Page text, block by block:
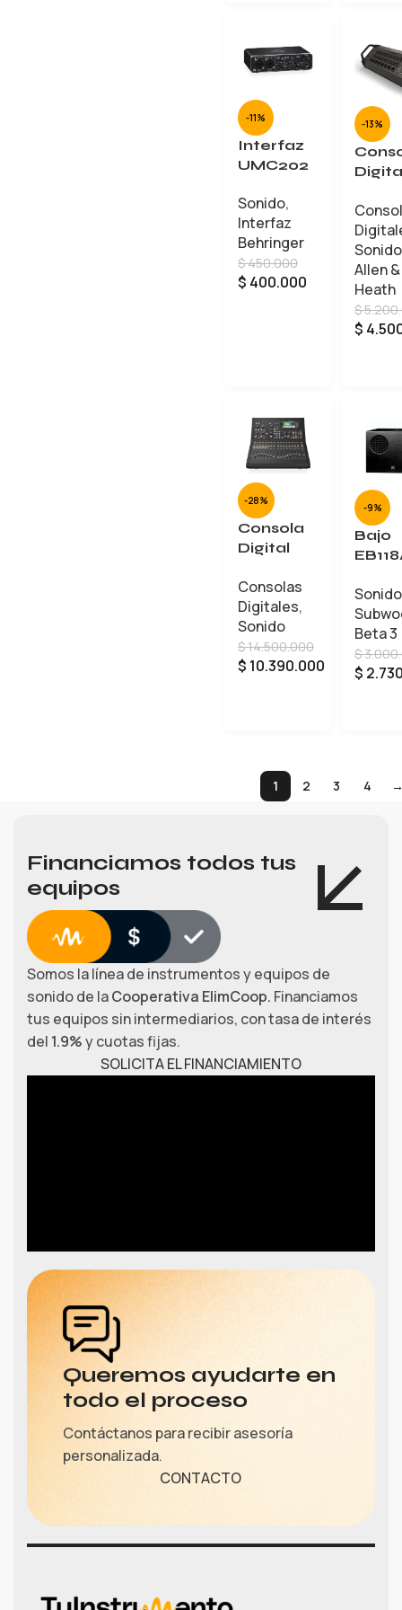
-11%
Interfaz
UMC202
BEHRING
ER USB
Sonido,
Interfaz
Behringer
$450.000
$ 400.000
-13%
Cq-
16
Sonido
Allen &
Heath
$
$
-28%
Consola
Digital
LIVE
MIDAS
Consolas
Digitales,
Sonido
$14.500.000
$ 10.390.000
-9%
Bajo
Sonido
Beta 3
$
$
1 2 3 4
Financiamos todos tus
equipos
Somos la línea de instrumentos y equipos de
sonido de laCooperativa ElimCoop. Financiamos
tus equipos sin intermediarios, con tasa de interés
del 1.9%y cuotas fijas.
SOLICITA EL FINANCIAMIENTO
Queremos ayudarte en
todo el proceso
Contáctanos para recibir asesoría
personalizada.
CONTACTO